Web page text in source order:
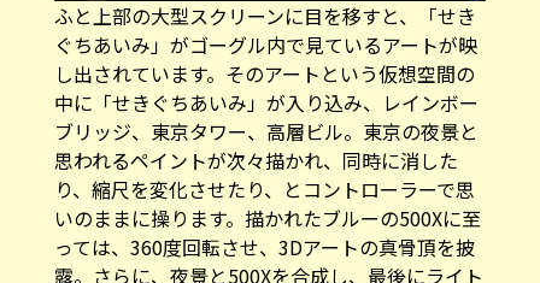
ふと上部の大型スクリーンに目を移すと、「せき
ぐちあいみ」がゴーグル内で見ているアートが映
し出されています。そのアートという仮想空間の
中に「せきぐちあいみ」が入り込み、レインボー
ブリッジ、東京タワー、高層ビル。東京の夜景と
思われるペイントが次々描かれ、同時に消した
り、縮尺を変化させたり、とコントローラーで思
いのままに操ります。描かれたブルーの500Xに至
っては、360度回転させ、3Dアートの真骨頂を披
露。さらに、夜景と500Xを合成し、最後にライト